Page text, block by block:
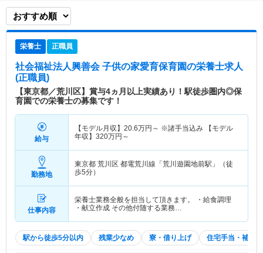
栄養士 正職員
社会福祉法人興善会 子供の家愛育保育園の栄養士求人
(正職員)
【東京都／荒川区】賞与4ヵ月以上実績あり！駅徒歩圏内◎保
育園での栄養士の募集です！
給与
【モデル月収】 20.6万円～ ※諸手当込み 【モデル
年収】 320万円～
勤務地
東京都 荒川区 都電荒川線「荒川遊園地前駅」（徒
歩5分）
仕事内容
栄養士業務全般を担当して頂きます。 ・給食調理
・献立作成 その他付随する業務…
駅から徒歩5分以内 残業少なめ 寮・借り上げ 住宅手当・補助